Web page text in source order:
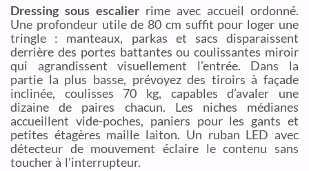
Dressing sous escalier rime avec accueil ordonné.
Une profondeur utile de 80 cm suffit pour loger une
tringle : manteaux, parkas et sacs disparaissent
derrière des portes battantes ou coulissantes miroir
qui agrandissent visuellement l’entrée. Dans la
partie la plus basse, prévoyez des tiroirs à façade
inclinée, coulisses 70 kg, capables d’avaler une
dizaine de paires chacun. Les niches médianes
accueillent vide-poches, paniers pour les gants et
petites étagères maille laiton. Un ruban LED avec
détecteur de mouvement éclaire le contenu sans
toucher à l’interrupteur.